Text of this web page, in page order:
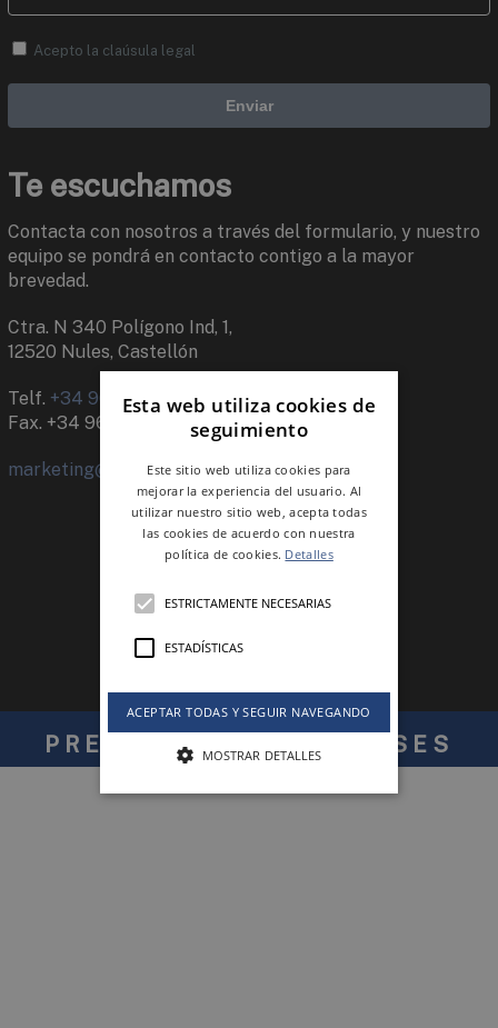
Acepto la claúsula legal
Te escuchamos
Contacta con nosotros a través del formulario, y nuestro
equipo se pondrá en contacto contigo a la mayor
brevedad.
Ctra. N 340 Polígono Ind, 1,
12520 Nules, Castellón
Telf. +34 964 659 500
Fax. +34 964 674 245
marketing@keraben.com
PRESENTE EN 120 PAÍSES
Esta web utiliza cookies de
seguimiento
Este sitio web utiliza cookies para
mejorar la experiencia del usuario. Al
utilizar nuestro sitio web, acepta todas
las cookies de acuerdo con nuestra
política de cookies. Detalles
ESTRICTAMENTE NECESARIAS
ESTADÍSTICAS
ACEPTAR TODAS Y SEGUIR NAVEGANDO
MOSTRAR DETALLES